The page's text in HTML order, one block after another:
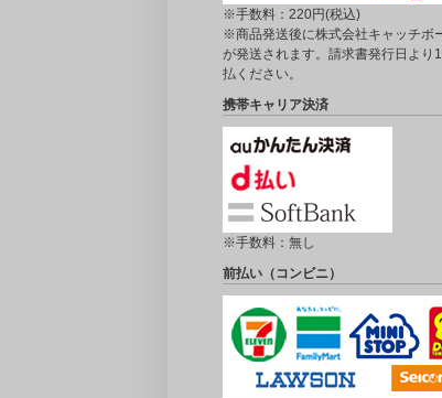
※手数料：220円(税込)
※商品発送後に株式会社キャッチボ
が発送されます。請求書発行日より
払ください。
携帯キャリア決済
※手数料：無し
前払い（コンビニ）